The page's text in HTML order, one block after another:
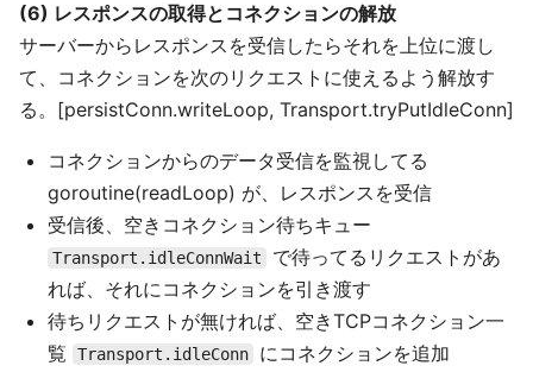
(6) レスポンスの取得とコネクションの解放
サーバーからレスポンスを受信したらそれを上位に渡し
て、コネクションを次のリクエストに使えるよう解放す
る。[persistConn.writeLoop, Transport.tryPutIdleConn]
コネクションからのデータ受信を監視してる
goroutine(readLoop) が、レスポンスを受信
受信後、空きコネクション待ちキュー
Transport.idleConnWait
で待ってるリクエストがあ
れば、それにコネクションを引き渡す
待ちリクエストが無ければ、空きTCPコネクション一
覧
Transport.idleConn
にコネクションを追加